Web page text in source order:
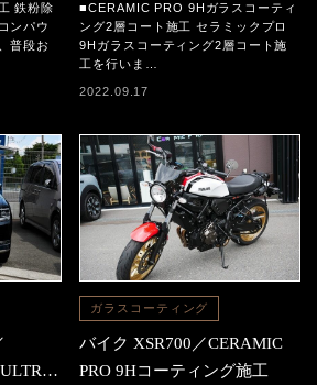
鉄粉除
ンパウ
普段お
■CERAMIC PRO 9Hガラスコーティ
ング2層コート施工 セラミックプロ
9Hガラスコーティング2層コート施
工を行いま…
2022.09.17
ガラスコーティング
バイク XSR700／CERAMIC
PRO 9Hコーティング施工